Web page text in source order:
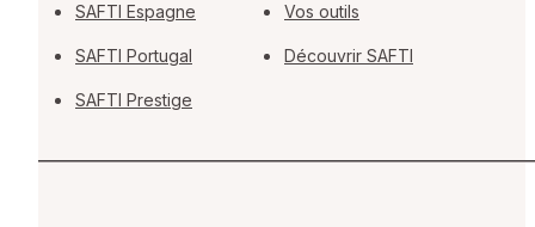
SAFTI Espagne
SAFTI Portugal
SAFTI Prestige
Vos outils
Découvrir SAFTI